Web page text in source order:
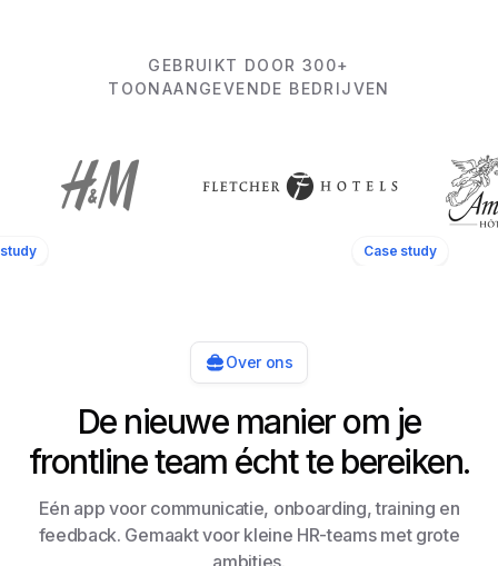
GEBRUIKT DOOR 300+
TOONAANGEVENDE BEDRIJVEN
Case study
Over ons
De nieuwe manier om je
frontline team écht te bereiken.
Eén app voor communicatie, onboarding, training en
feedback. Gemaakt voor kleine HR-teams met grote
ambities.